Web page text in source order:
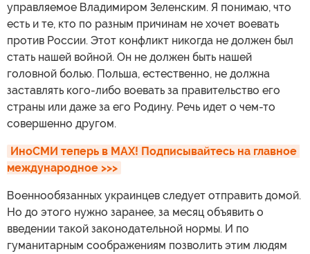
управляемое Владимиром Зеленским. Я понимаю, что
есть и те, кто по разным причинам не хочет воевать
против России. Этот конфликт никогда не должен был
стать нашей войной. Он не должен быть нашей
головной болью. Польша, естественно, не должна
заставлять кого-либо воевать за правительство его
страны или даже за его Родину. Речь идет о чем-то
совершенно другом.
ИноСМИ теперь в MAX! Подписывайтесь на главное
международное >>>
Военнообязанных украинцев следует отправить домой.
Но до этого нужно заранее, за месяц объявить о
введении такой законодательной нормы. И по
гуманитарным соображениям позволить этим людям